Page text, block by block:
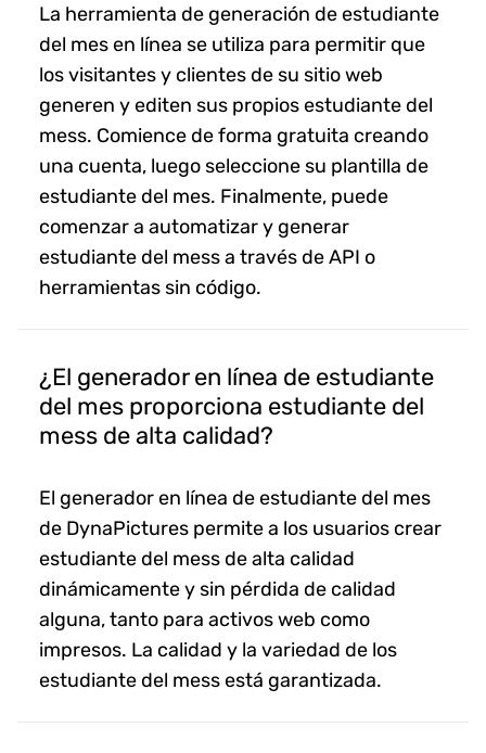
La herramienta de generación de estudiante
del mes en línea se utiliza para permitir que
los visitantes y clientes de su sitio web
generen y editen sus propios estudiante del
mess. Comience de forma gratuita creando
una cuenta, luego seleccione su plantilla de
estudiante del mes. Finalmente, puede
comenzar a automatizar y generar
estudiante del mess a través de API o
herramientas sin código.
¿El generador en línea de estudiante
del mes proporciona estudiante del
mess de alta calidad?
El generador en línea de estudiante del mes
de DynaPictures permite a los usuarios crear
estudiante del mess de alta calidad
dinámicamente y sin pérdida de calidad
alguna, tanto para activos web como
impresos. La calidad y la variedad de los
estudiante del mess está garantizada.